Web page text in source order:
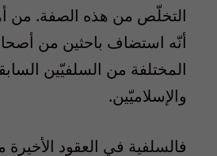
التخلّص من هذه الصفة. من
أنّه استضاف باحثين من
المختلفة من السلفيّين
والإسلاميّين.
فالسلفية في العقود الأخيرة